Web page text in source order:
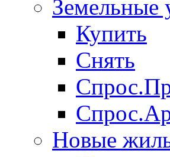
Земельные
Купить
Снять
Новые